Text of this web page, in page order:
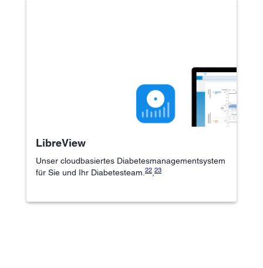
LibreView
Unser cloudbasiertes Diabetesmanagementsystem
für Sie und Ihr Diabetesteam. 22 23